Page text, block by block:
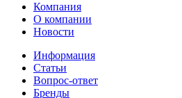
Компания
О компании
Новости
Информация
Статьи
Вопрос-ответ
Бренды